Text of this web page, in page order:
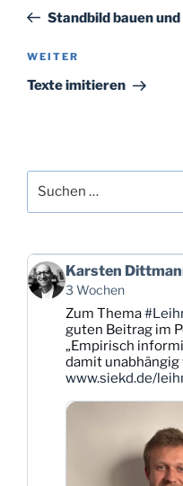
Beitrag
Standbild bauen
Nächster
Beitrag
WEITER
Texte imitieren
nach:
Beitrag
von
Karsten
Dittmann
Bluesky
ansehen
Karsten
3 Wochen
Zum Thema
guten Beitrag im
„Empirisch
damit
www.siekd.de/